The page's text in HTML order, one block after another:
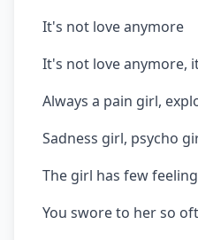
It's not love anymore
It's not love anymore,
Always a pain girl,
Sadness girl, psycho
The girl has few
You swore to her so